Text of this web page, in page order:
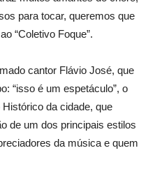
para tocar, queremos que
“Coletivo Foque”.
cantor Flávio José, que
“isso é um espetáculo”, o
da cidade, que
de um dos principais estilos
da música e quem